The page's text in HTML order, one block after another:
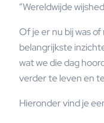
“Wereldwijde
Of je er nu bij was
belangrijkste
wat we die dag
verder te leven en
Hieronder vind je